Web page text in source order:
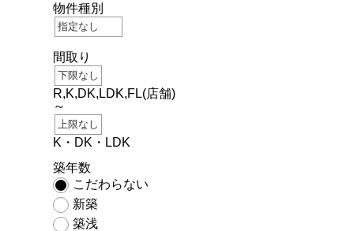
物件種別
間取り
R,K,DK,LDK,FL(店舗)
～
K・DK・LDK
築年数
こだわらない
新築
築浅